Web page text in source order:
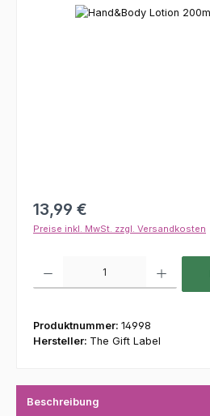
Bildergalerie überspringen
Regulärer Preis:
13,99 €
Preise inkl. MwSt. zzgl. Versandkosten
Produktnummer: 14998
Hersteller: The Gift Label
Beschreibung